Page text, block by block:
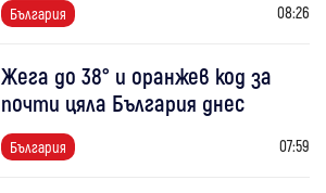
България 08:26
Жега до 38° и оранжев код за
почти цяла България днес
България 07:59